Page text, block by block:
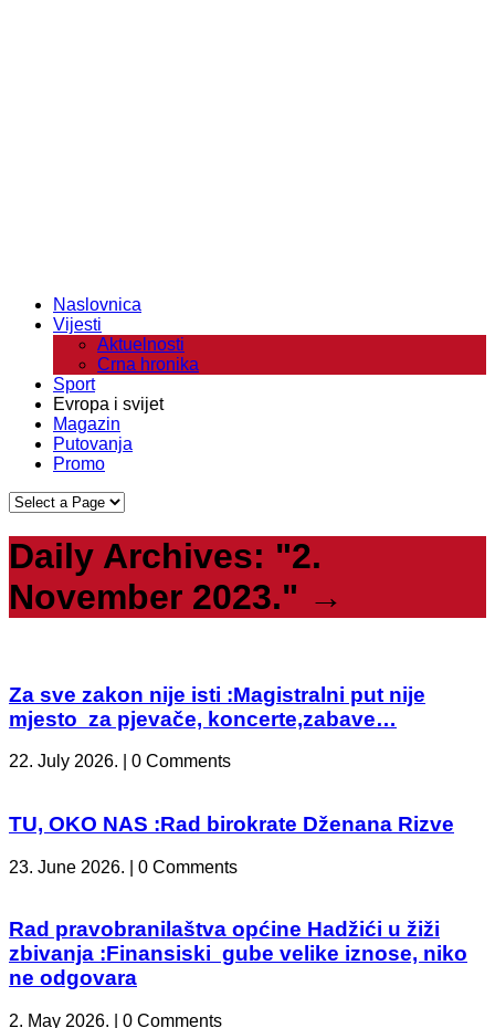
Naslovnica
Vijesti
Aktuelnosti
Crna hronika
Sport
Evropa i svijet
Magazin
Putovanja
Promo
Daily Archives: "2.
November 2023." →
Za sve zakon nije isti :Magistralni put nije
mjesto za pjevače, koncerte,zabave…
22. July 2026. | 0 Comments
TU, OKO NAS :Rad birokrate Dženana Rizve
23. June 2026. | 0 Comments
Rad pravobranilaštva općine Hadžići u žiži
zbivanja :Finansiski gube velike iznose, niko
ne odgovara
2. May 2026. | 0 Comments